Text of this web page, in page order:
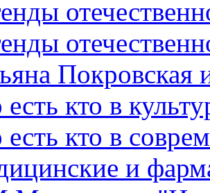
Покровская
кто в
есть кто в
и